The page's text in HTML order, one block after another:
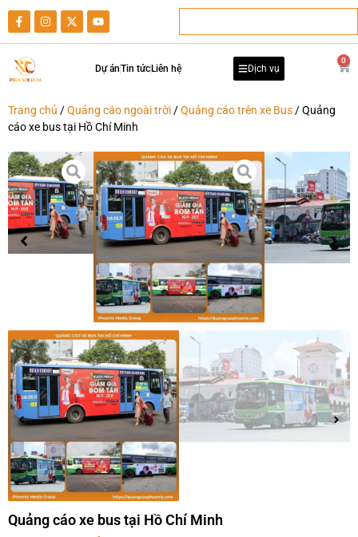
Dự ánTin tức Liên hệ Dịch vụ
0
Trang chủ /Quảng cáo ngoài trời /Quảng cáo trên xe Bus / Quảng
cáo xe bus tại Hồ Chí Minh
Quảng cáo xe bus tại Hồ Chí Minh